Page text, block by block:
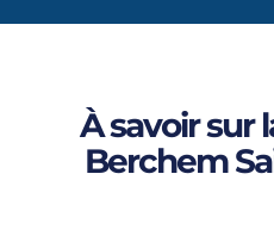
À savoir sur
Berchem